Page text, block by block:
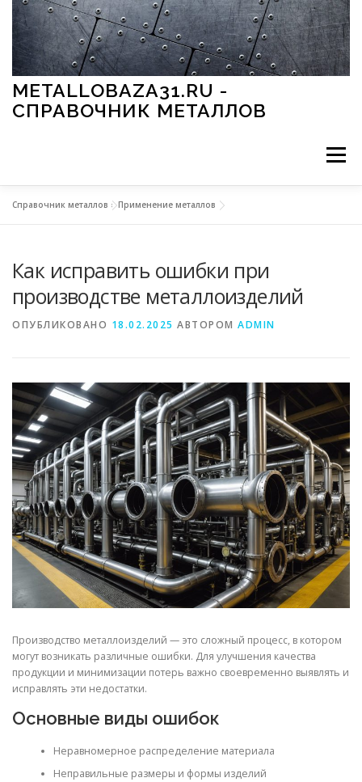
Перейти к содержимому
METALLOBAZA31.RU -
СПРАВОЧНИК МЕТАЛЛОВ
Меню
МЕТАЛЛЫ И ОКРУЖАЮЩАЯ СРЕДА
СВОЙСТВА МЕТАЛЛОВ СОРТА МЕТАЛЛОВ
СТАТЬИ
Справочник металлов »Применение металлов
Как исправить ошибки при
производстве металлоизделий
ОПУБЛИКОВАНО 18.02.2025 АВТОРОМ ADMIN
Производство металлоизделий — это сложный процесс, в котором
могут возникать различные ошибки. Для улучшения качества
продукции и минимизации потерь важно своевременно выявлять и
исправлять эти недостатки.
Основные виды ошибок
Неравномерное распределение материала
Неправильные размеры и формы изделий